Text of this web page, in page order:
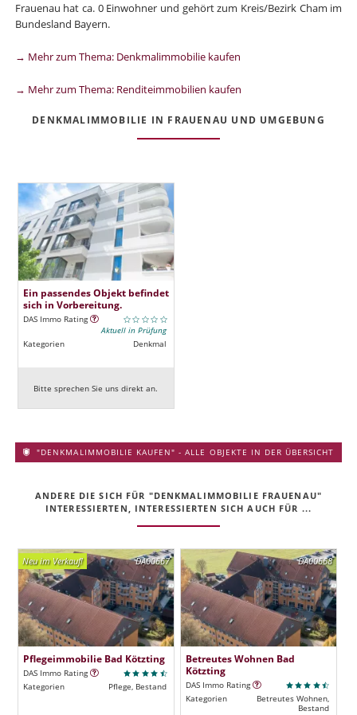
Frauenau hat ca. 0 Einwohner und gehört zum Kreis/Bezirk Cham im
Bundesland Bayern.
→ Mehr zum Thema: Denkmalimmobilie kaufen
→ Mehr zum Thema: Renditeimmobilien kaufen
DENKMALIMMOBILIE IN FRAUENAU UND UMGEBUNG
Ein passendes Objekt befindet
sich in Vorbereitung.
DAS Immo Rating
Aktuell in Prüfung
Kategorien
Denkmal
Bitte sprechen Sie uns direkt an.
"DENKMALIMMOBILIE KAUFEN" - ALLE OBJEKTE IN DER ÜBERSICHT
ANDERE DIE SICH FÜR "DENKMALIMMOBILIE FRAUENAU"
INTERESSIERTEN, INTERESSIERTEN SICH AUCH FÜR ...
DA00667
Neu im Verkauf!
Pflegeimmobilie Bad Kötzting
DAS Immo Rating
Kategorien
Pflege, Bestand
DA00668
Betreutes Wohnen Bad
Kötzting
DAS Immo Rating
Kategorien
Betreutes Wohnen,
Bestand